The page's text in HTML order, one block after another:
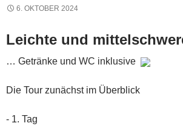
6. OKTOBER 2024
Leichte und
… Getränke und WC inklusive
Die Tour zunächst im Überblick
- 1. Tag